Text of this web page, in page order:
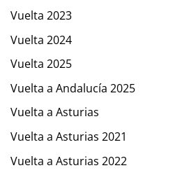
Vuelta 2023
Vuelta 2024
Vuelta 2025
Vuelta a Andalucía 2025
Vuelta a Asturias
Vuelta a Asturias 2021
Vuelta a Asturias 2022